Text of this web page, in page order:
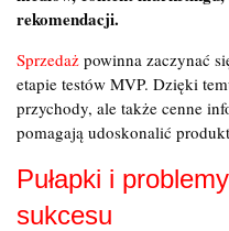
rekomendacji.
Sprzedaż powinna zaczynać
etapie testów MVP. Dzięki
przychody, ale także cenne
pomagają udoskonalić
Pułapki i
sukcesu